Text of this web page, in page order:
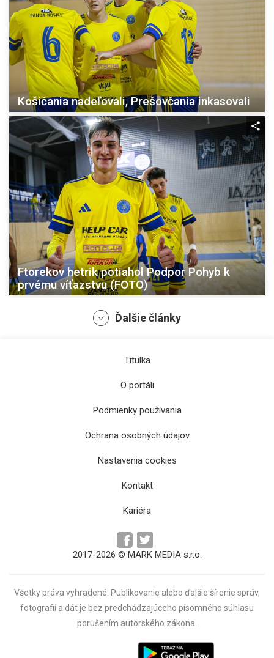
Košičania nadeľovali, Prešovčania inkasovali
Ftorekov hetrik potiahol Podpor Pohyb k
prvému víťazstvu (FOTO)
Slováci nepostúpili na šampionát, Drahovský:
„Všetci sú sklamaní“
Nové vedenie, omladený káder, rovnaké ciele
Ďalšie články
Titulka
O portáli
Podmienky používania
Ochrana osobných údajov
Nastavenia cookies
Kontakt
Kariéra
2017-2026 © MARK MEDIA s.r.o.
Všetky práva vyhradené. Publikovanie alebo ďalšie šírenie správ,
fotografií a dát je bez predchádzajúceho písomného súhlasu
porušením autorského zákona.